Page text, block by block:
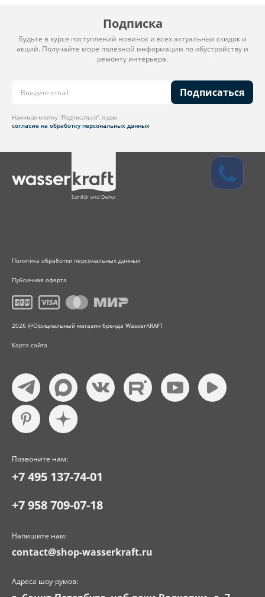
Подписка
Будьте в курсе поступлений новинок и всех актуальных скидок и
акций. Получайте море полезной информации по обустройству и
ремонту интерьера.
Подписаться
Нажимая кнопку “Подписаться”, я даю
согласие на обработку персональных данных
Политика обработки персональных данных
Публичная оферта
2026 @Официальный магазин бренда WasserKRAFT
Карта сайта
Позвоните нам:
+7 495 137-74-01
+7 958 709-07-18
Напишите нам:
contact@shop-wasserkraft.ru
Адреса шоу-румов: